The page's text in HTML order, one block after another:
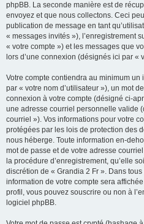
phpBB. La seconde manière est de
envoyez et que nous collectons. Ceci
publication de message en tant
« messages invités »), l’enregistrement
« votre compte ») et les messages que
lors d’une connexion (désignés ici par «
Votre compte contiendra au minimum
par « votre nom d’utilisateur »), un mot
connexion à votre compte (désigné ci-
une adresse courriel personnelle valide
courriel »). Vos informations pour votre
protégées par les lois de protection des
nous héberge. Toute information en-
mot de passe et de votre adresse
la procédure d’enregistrement, qu’elle
discrétion de « Grandia 2 Fr ». Dans
information de votre compte sera
profil, vous pouvez souscrire ou non à
logiciel phpBB.